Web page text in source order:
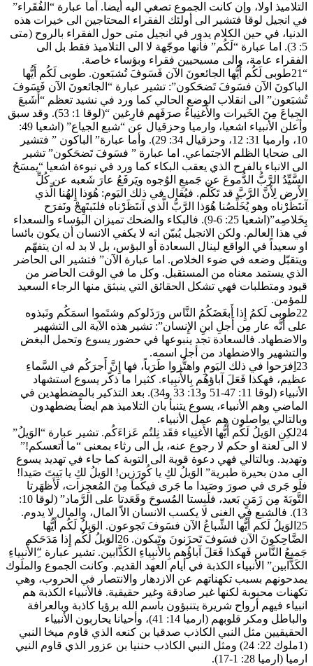
التلاميذ اولا، وإن كانت الجموع تصغي اليه أيضا. أما عبارة “الفُقَراء”
في انجيل لوقا فتشير الى أولئك الفقراء المحتاجين الى خيرات هذه
الدنيا، في حين الكلام يدور في انجيل متى حول الفقراء بالروح (متى
5: 3). اما عبارة “لَكُم” فأنها موجّهة لا الى التلاميذ فقط بل الى
الفقراء عامة، والى مسيحيين فقراء وبؤساء خاصة.
“21طوبى لَكُم أَيُّها الجائعونَ الآن فَسَوفَ تُشبَعون. طوبى لَكُم أَيُّها
الباكونَ الآن فسَوفَ تَضحَكون”: تشير عبارة “الجائعونَ الآن فَسَوفَ
تُشبَعون” الى انقلاب الوضع الحالي كما ورد في نشيد تعظم “أَشَبعَ
الجِياعَ مِنَ الخَيرات والأَغنِياءُ صرَفَهم فارِغين “(لوقا 1: 53). وقد سبق
وأعلن الأنبياء اشعيا، وارميا وحزقيال عن “شبع الجياع” (اشعيا 49:
10، وارميا 31: 12، وحزقيال 34: 29). وأما عبارة” الباكون ” فتشير
الى ضحايا الظلم الاجتماعي. اما عبارة ” فسَوفَ تَضحَكون” تشير
الى الانباء بالفرح الذي يعقب البكاء كما ورد في نبوءة اشعيا “يمسَحُ
السَّيِّدُ الرَّبُّ الدُّموعَ عن جَميعِ الوُجوه ويَرفَعُ عارَ شَعبه عن كُلِّ
الأَرض لِأَنَّ الرَّبَّ قد تَكَلَّم. فيُقال في ذلك اليَوم: هُوَذا إِلهُنا الَّذي
آنتَظَرْناه وهو يُخَلِّصُنا هُوَذا الرَّبُّ الَّذي آنتَظَرْناه فلنَبتَهِجْ ونَفرَح
بِخَلاصِه”(اشعيا 25: 6-9). فالبكاء والضحك تميزان البؤساء والسعداء
في هذا العالم. ولكن الانجيل يُبيّن انه لا يكفي الانسان أن يكون بائسا
او سعيداً في الواقع لينال السعادة أو البؤس، بل لا بد له ان يتفهّم
ويتقبّل وضعه في ضوء الخلاص. اما عبارة الآن” فتشير الى الحاضر
الذي يستمد معناه من المستقبل. وكل ما في الوقت الحاضر من
قيود ومتطلبات فهي تشكل الحقائق التي ينبثق منها الرجاء السعيد
للمؤمن.
22طوبى لَكمُ إِذا أَبغَضَكُمُ النَّاس ورَذَلوكم وشتَموا اسمَكُم ونَبذوه
على أَنَّه عار مِن أَجلِ ابنِ الإِنسان”: تشير هذه الآية الى التشهير
والاضطهاد. فالسعادة تجد ينبوعها في حضور يسوع وتحمل البغض
والتشهير والاضطهاد من أجل اسمه.
23اِفرَحوا في ذلك اليَومِ واهتُّزوا طَرَباً، فها إِنَّ أَجرَكُم في السَّماءِ
عظيم، فهكذا فَعَلَ آباؤهُم بِالأَنبِياء. كثيرا ما ذكّر يسوع استشهاد
الأنبياء (لوقا 11: 47-51 و13: 33 و34). بعد التذكير بالمضطهدين في
الماضي وهم الأنبياء، يسوع يتنبأ بان التلاميذ هم ايضاً يضطهدون
وبالتالي يواصلون هم عمل الأنبياء.
24لكِنِ الوَيلُ لَكُم أَيُّها الأَغنِياء فقَد نِلتُم عَزاءَكُم. تشير عبارة “الوَيلُ”
لا الى لعنة او حكم لا رجوع عنه، بل الى رثاء بمعنى “ما أتعسكم!”
وتهديد. وبالتالي فهي دعوة قوية الى التوبة كما جاء في تهديد يسوع
الى مدن بحيرة طبرية” الوَيلُ لكِ يا كُورَزِين! الوَيلُ لكِ يا بَيتَ صَيدا!
فلَو جَرى في صورَ وصَيدا ما جَرى فيكُما مِنَ المُعجِزات، لَأَظهَرتا
التَّوبَةَ مِن زَمَنٍ بَعيد، فلَبِستا المُسوحَ وقَعَدتا على الرَّماد” (لوقا 10:
13). فالشبع في الغنى لا يكسب الانسان الاّ المال، والمال لا يدوم.
25الوَيلُ لَكم أَيُّها الشِّباعُ الآن فسَوفَ تَجوعون. الوَيلُ لَكُم أَيُّها
الضَّاحِكونَ الآن فسَوفَ تَحزَنونَ وتَبكون. 26الوَيلُ لَكُم إِذا مَدَحَكم
جَميعُ النَّاس فَهكذا فَعَلَ آباؤُهم بِالأَنبِياءِ الكَذَّابين. تشير عبارة “ِالأَنبِياءِ
الكَذَّابين” الأنبياء الكذبة في أيام العهد القديم. وكانت الجموع والملوك
يمدحونهم بسبب تكهناتهم عن الازدهار والانتصار في الحروب، وهي
تكهنات محبوبة لكنها غير صادقة وغير حقيقية. فالأنبياء الكذبة هم
انبياء فيهم أرواح شريرة يتنبؤون باسم الله برؤيا كاذبة وبالعرافة
والباطل ومكر قلوبهم (ارميا 14: 41)، وأحيانا يحاربون الأنبياء
الحقيقيين مثل النبي الكاذب صدقيا بن كنعه الذي قاوم ميخا النبي
(1ملوك 22: 24) ومثل النبي الكاذب حننيا بن عزور الذي قاوم النيي
ارميا (ارميا 28: 1-17).